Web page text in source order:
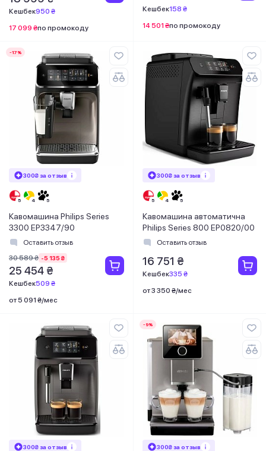
Кешбек950 ₴
17 099 ₴по промокоду
Кешбек158 ₴
14 501 ₴по промокоду
-17%
300₴ за отзыв
Кавомашина Philips Series
3300 EP3347/90
Оставить отзыв
30 589 ₴ -5 135 ₴
25 454 ₴
Кешбек509 ₴
от 5 091 ₴/мес
300₴ за отзыв
Кавомашина автоматична
Philips Series 800 EP0820/00
Оставить отзыв
16 751 ₴
Кешбек335 ₴
от 3 350 ₴/мес
300₴ за отзыв
-9%
300₴ за отзыв